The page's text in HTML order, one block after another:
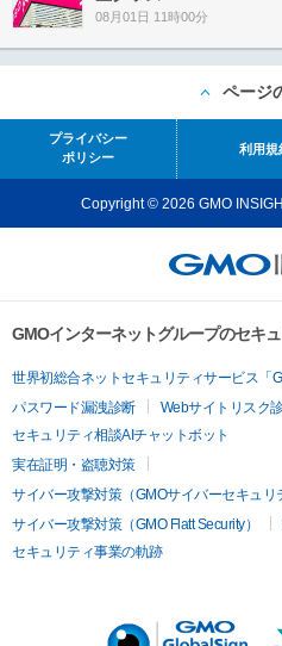
08月01日 11時00分
ページ
プライバシー
ポリシー
利用規
Copyright © 2026 GMO
GMOインターネットグループのセキ
世界初総合ネットセキュリティサービス「
パスワード漏洩診断
Webサイトリスク
セキュリティ相談AIチャットボット
実在証明・盗聴対策
サイバー攻撃対策（GMOサイバーセキュリ
サイバー攻撃対策（GMO Flatt Security）
セキュリティ事業の軌跡